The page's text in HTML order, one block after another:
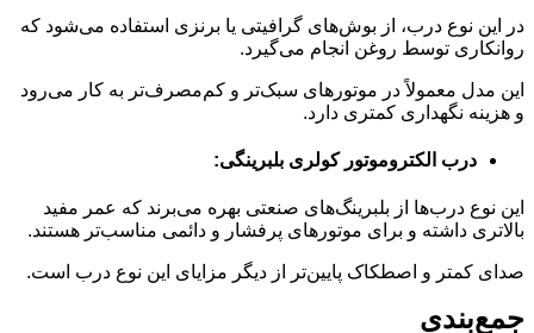
در این نوع درب، از بوش‌های گرافیتی یا برنزی استفاده می‌شود که
روانکاری توسط روغن انجام می‌گیرد.
این مدل معمولاً در موتورهای سبک‌تر و کم‌مصرف‌تر به کار می‌رود
و هزینه نگهداری کمتری دارد.
درب الکتروموتور کولری بلبرینگی:
این نوع درب‌ها از بلبرینگ‌های صنعتی بهره می‌برند که عمر مفید
بالاتری داشته و برای موتورهای پرفشار و دائمی مناسب‌تر هستند.
صدای کمتر و اصطکاک پایین‌تر از دیگر مزایای این نوع درب است.
جمع‌بندی